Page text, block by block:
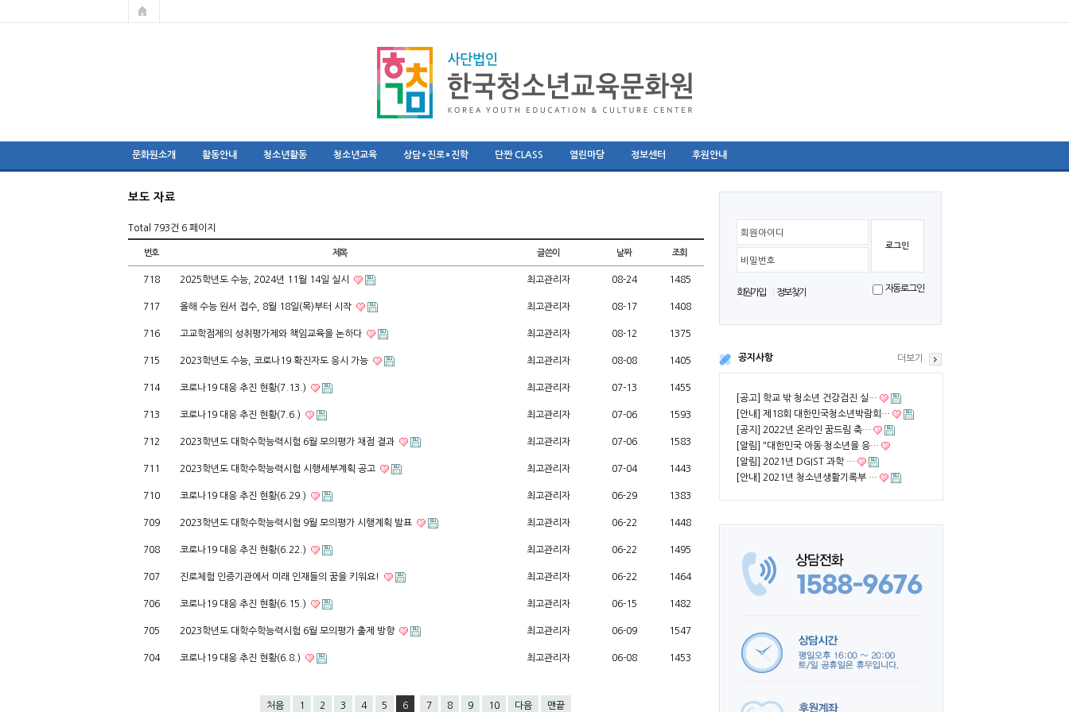
문화원소개 활동안내 청소년활동 청소년교육 상담∘진로∘진학 단짠 CLASS 열린마당 정보센터 후원안내
회원아이디
비밀번호
회원가입 정보찾기 자동로그인
공지사항
[공고] 학교 밖 청소년 건강검진 실…
[안내] 제18회 대한민국청소년박람회…
[공지] 2022년 온라인 꿈드림 축…
[알림] "대한민국 아동·청소년을 응…
[알림] 2021년 DGIST 과학 …
[안내] 2021년 청소년생활기록부 …
더보기
보도 자료
Total 793건 6 페이지
번호 제목 글쓴이 날짜 조회
718 2025학년도 수능, 2024년 11월 14일 실시 최고관리자 08-24 1485
717 올해 수능 원서 접수, 8월 18일(목)부터 시작 최고관리자 08-17 1408
716 고교학점제의 성취평가제와 책임교육을 논하다 최고관리자 08-12 1375
715 2023학년도 수능, 코로나19 확진자도 응시 가능 최고관리자 08-08 1405
714 코로나19 대응 추진 현황(7.13.) 최고관리자 07-13 1455
713 코로나19 대응 추진 현황(7.6.) 최고관리자 07-06 1593
712 2023학년도 대학수학능력시험 6월 모의평가 채점 결과 최고관리자 07-06 1583
711 2023학년도 대학수학능력시험 시행세부계획 공고 최고관리자 07-04 1443
710 코로나19 대응 추진 현황(6.29.) 최고관리자 06-29 1383
709 2023학년도 대학수학능력시험 9월 모의평가 시행계획 발표 최고관리자 06-22 1448
708 코로나19 대응 추진 현황(6.22.) 최고관리자 06-22 1495
707 진로체험 인증기관에서 미래 인재들의 꿈을 키워요! 최고관리자 06-22 1464
706 코로나19 대응 추진 현황(6.15.) 최고관리자 06-15 1482
705 2023학년도 대학수학능력시험 6월 모의평가 출제 방향 최고관리자 06-09 1547
704 코로나19 대응 추진 현황(6.8.) 최고관리자 06-08 1453
처음 1 2 3 4 5 6 7 8 9 10 다음 맨끝